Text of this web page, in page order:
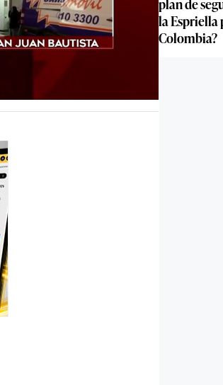
la Espriella
Colombia?